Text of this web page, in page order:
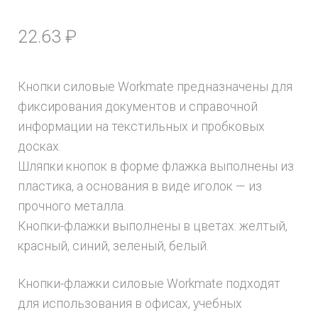
22.63 ₽
Кнопки силовые Workmate предназначены для
фиксирования документов и справочной
информации на текстильных и пробковых
досках.
Шляпки кнопок в форме флажка выполнены из
пластика, а основания в виде иголок — из
прочного металла.
Кнопки-флажки выполнены в цветах: желтый,
красный, синий, зеленый, белый.
Кнопки-флажки силовые Workmate подходят
для использования в офисах, учебных